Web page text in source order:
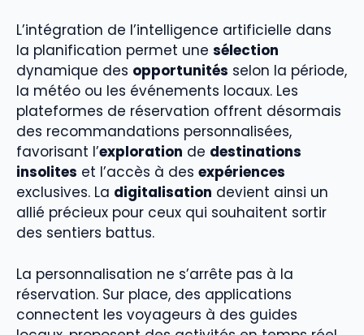
L’intégration de l’intelligence artificielle dans
la planification permet une sélection
dynamique des opportunités selon la période,
la météo ou les événements locaux. Les
plateformes de réservation offrent désormais
des recommandations personnalisées,
favorisant l’exploration de destinations
insolites et l’accès à des expériences
exclusives. La digitalisation devient ainsi un
allié précieux pour ceux qui souhaitent sortir
des sentiers battus.
La personnalisation ne s’arrête pas à la
réservation. Sur place, des applications
connectent les voyageurs à des guides